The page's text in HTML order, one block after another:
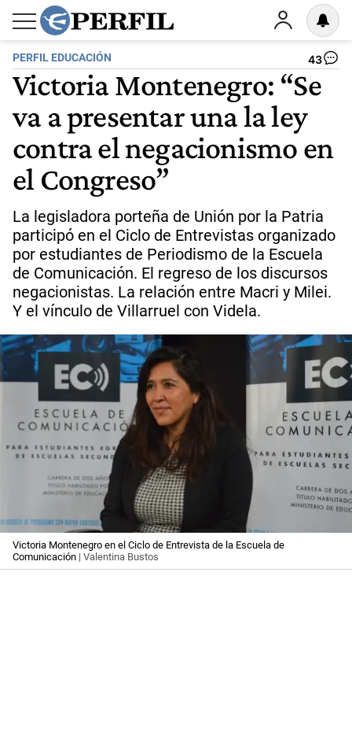
PERFIL EDUCACIÓN 43
Victoria Montenegro: “Se
va a presentar una la ley
contra el negacionismo en
el Congreso”
La legisladora porteña de Unión por la Patria
participó en el Ciclo de Entrevistas organizado
por estudiantes de Periodismo de la Escuela
de Comunicación. El regreso de los discursos
negacionistas. La relación entre Macri y Milei.
Y el vínculo de Villarruel con Videla.
Victoria Montenegro en el Ciclo de Entrevista de la Escuela de
Comunicación | Valentina Bustos